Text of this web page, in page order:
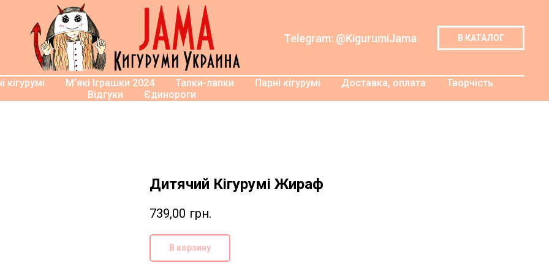
Telegram: @KigurumiJama В КАТАЛОГ
кігурумі Мʼякі Іграшки 2024 Тапки-лапки Парні кігурумі Доставка, оплата
Творчість
Відгуки
Єдинороги
Дитячий Кігурумі Жираф
739,00 грн.
В корзину